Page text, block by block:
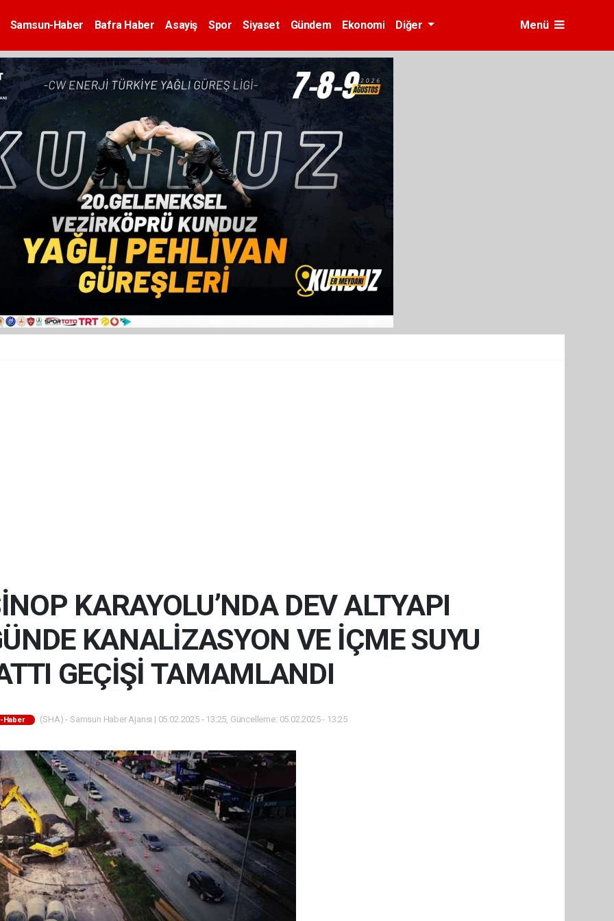
Samsun-Haber Bafra Haber Asayiş Spor Siyaset Gündem Ekonomi Diğer Menü
KARAYOLU’NDA DEV ALTYAPI
KANALİZASYON VE İÇME SUYU
GEÇİŞİ TAMAMLANDI
Haber (SHA) - Samsun Haber Ajansı | 05.02.2025 - 13:25, Güncelleme: 05.02.2025 - 13:25